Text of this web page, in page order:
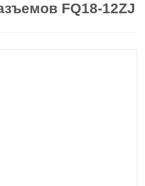
FQ18-12ZJ